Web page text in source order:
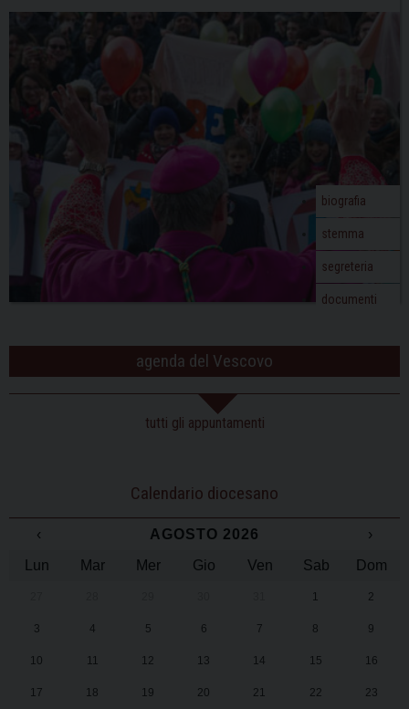
biografia
stemma
segreteria
documenti
agenda del Vescovo
tutti gli appuntamenti
Calendario diocesano
‹ AGOSTO 2026
›
Lun
Mar Mer Gio Ven Sab Dom
1 2
3 4 5 6 7 8 9
10 11 12 13 14 15 16
17 18 19 20 21 22 23